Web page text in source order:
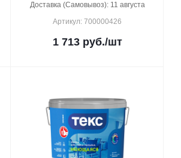
Доставка (Самовывоз): 11 августа
Артикул: 700000426
1 713руб./шт